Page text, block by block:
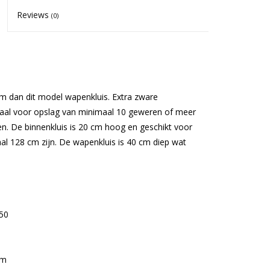
Reviews(0)
dan dit model wapenkluis. Extra zware
voor opslag van minimaal 10 geweren of meer
De binnenkluis is 20 cm hoog en geschikt voor
128 cm zijn. De wapenkluis is 40 cm diep wat